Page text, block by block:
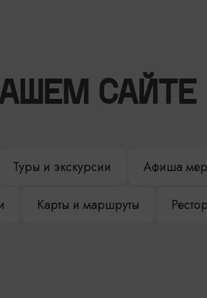
САЙТЕ
Туры и экскурсии Афиша
Карты и маршруты